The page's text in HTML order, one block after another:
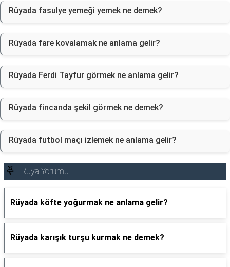
Rüyada fasulye yemeği yemek ne demek?
Rüyada fare kovalamak ne anlama gelir?
Rüyada Ferdi Tayfur görmek ne anlama gelir?
Rüyada fincanda şekil görmek ne demek?
Rüyada futbol maçı izlemek ne anlama gelir?
Rüya Yorumu
Rüyada köfte yoğurmak ne anlama gelir?
Rüyada karışık turşu kurmak ne demek?